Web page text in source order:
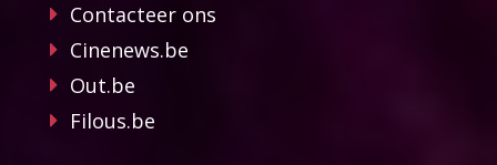
Contacteer ons
Cinenews.be
Out.be
Filous.be